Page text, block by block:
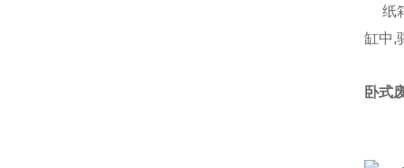
纸
缸中,
卧式